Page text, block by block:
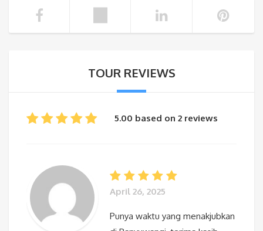
TOUR REVIEWS
5.00 based on 2 reviews
April 26, 2025
Punya waktu yang menakjubkan